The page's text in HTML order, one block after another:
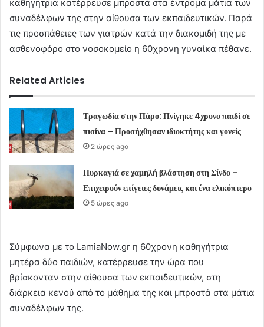
καθηγήτρια κατέρρευσε μπροστά στα έντρομα μάτια των
συναδέλφων της στην αίθουσα των εκπαιδευτικών. Παρά
τις προσπάθειες των γιατρών κατά την διακομιδή της με
ασθενοφόρο στο νοσοκομείο η 60χρονη γυναίκα πέθανε.
Related Articles
Τραγωδία στην Πάρο: Πνίγηκε 4χρονο παιδί σε
πισίνα – Προσήχθησαν ιδιοκτήτης και γονείς
2 ώρες ago
Πυρκαγιά σε χαμηλή βλάστηση στη Σίνδο –
Επιχειρούν επίγειες δυνάμεις και ένα ελικόπτερο
5 ώρες ago
Σύμφωνα με το LamiaNow.gr η 60χρονη καθηγήτρια
μητέρα δύο παιδιών, κατέρρευσε την ώρα που
βρίσκονταν στην αίθουσα των εκπαιδευτικών, στη
διάρκεια κενού από το μάθημα της και μπροστά στα μάτια
συναδέλφων της.